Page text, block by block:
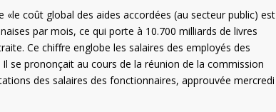
coût global des aides accordées (au secteur public) est
par mois, ce qui porte à 10.700 milliards de livres
Ce chiffre englobe les salaires des employés des
se prononçait au cours de la réunion de la commission
des salaires des fonctionnaires, approuvée mercredi